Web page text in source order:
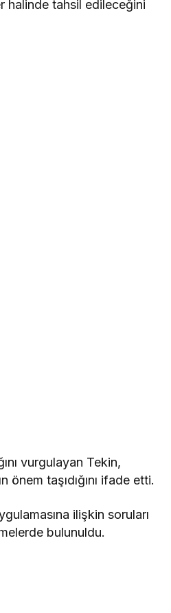
halinde tahsil edileceğini
vurgulayan Tekin,
önem taşıdığını ifade etti.
ilişkin soruları
bulunuldu.